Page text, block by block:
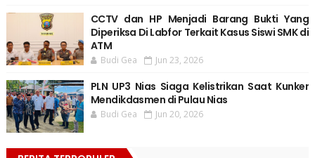
CCTV dan HP Menjadi Barang Bukti Yang
Diperiksa Di Labfor Terkait Kasus Siswi SMK di
ATM
Budi Gea Jun 23, 2026
PLN UP3 Nias Siaga Kelistrikan Saat Kunker
Mendikdasmen di Pulau Nias
Budi Gea Jun 20, 2026